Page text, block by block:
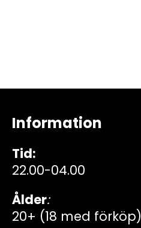
Information
Tid:
22.00-04.00
Ålder:
20+ (18 med förköp)